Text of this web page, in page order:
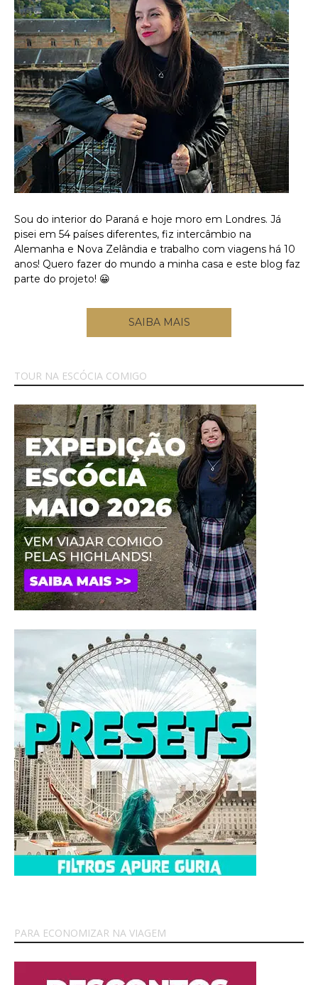
Sou do interior do Paraná e hoje moro em Londres. Já
pisei em 54 países diferentes, fiz intercâmbio na
Alemanha e Nova Zelândia e trabalho com viagens há 10
anos! Quero fazer do mundo a minha casa e este blog faz
parte do projeto! 😀
SAIBA MAIS
TOUR NA ESCÓCIA COMIGO
PARA ECONOMIZAR NA VIAGEM